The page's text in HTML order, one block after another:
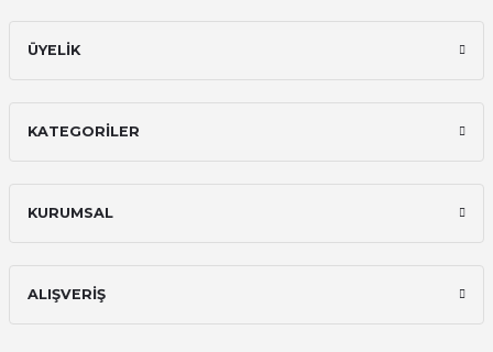
ÜYELİK
KATEGORİLER
KURUMSAL
ALIŞVERİŞ